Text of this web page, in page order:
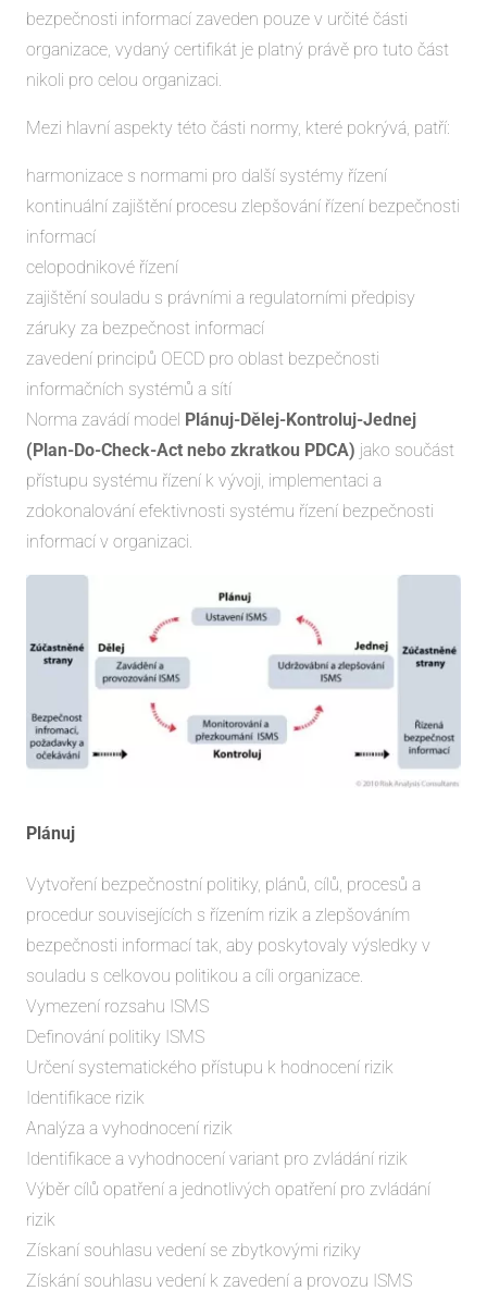
bezpečnosti informací zaveden pouze v určité části
organizace, vydaný certifikát je platný právě pro tuto část
nikoli pro celou organizaci.
Mezi hlavní aspekty této části normy, které pokrývá, patří:
harmonizace s normami pro další systémy řízení
kontinuální zajištění procesu zlepšování řízení bezpečnosti
informací
celopodnikové řízení
zajištění souladu s právními a regulatorními předpisy
záruky za bezpečnost informací
zavedení principů OECD pro oblast bezpečnosti
informačních systémů a sítí
Norma zavádí model Plánuj-Dělej-Kontroluj-Jednej
(Plan-Do-Check-Act nebo zkratkou PDCA) jako součást
přístupu systému řízení k vývoji, implementaci a
zdokonalování efektivnosti systému řízení bezpečnosti
informací v organizaci.
Plánuj
Vytvoření bezpečnostní politiky, plánů, cílů, procesů a
procedur souvisejících s řízením rizik a zlepšováním
bezpečnosti informací tak, aby poskytovaly výsledky v
souladu s celkovou politikou a cíli organizace.
Vymezení rozsahu ISMS
Definování politiky ISMS
Určení systematického přístupu k hodnocení rizik
Identifikace rizik
Analýza a vyhodnocení rizik
Identifikace a vyhodnocení variant pro zvládání rizik
Výběr cílů opatření a jednotlivých opatření pro zvládání
rizik
Získaní souhlasu vedení se zbytkovými riziky
Získání souhlasu vedení k zavedení a provozu ISMS